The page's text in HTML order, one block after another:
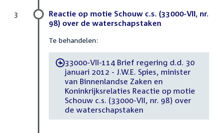
Reactie op motie Schouw c.s. (33000-VII, nr.
98) over de waterschapstaken
Te behandelen:
-33000-VII-114 Brief regering d.d. 30
januari 2012 - J.W.E. Spies, minister
van Binnenlandse Zaken en
Koninkrijksrelaties Reactie op motie
Schouw c.s. (33000-VII, nr. 98) over
de waterschapstaken
3